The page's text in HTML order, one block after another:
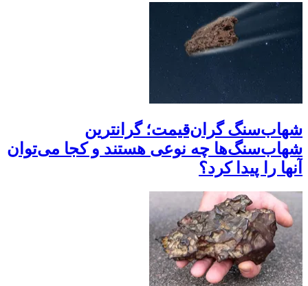
شهاب‌سنگ گران‌قیمت؛ گرانترین
شهاب‌سنگ‌ها چه نوعی هستند و کجا می‌توان
آنها را پیدا کرد؟